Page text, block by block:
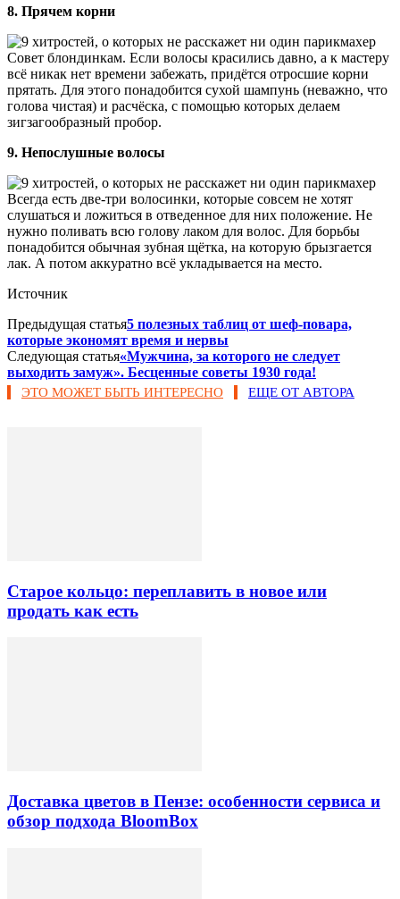
8. Прячем корни
Совет блондинкам. Если волосы красились давно, а к мастеру
всё никак нет времени забежать, придётся отросшие корни
прятать. Для этого понадобится сухой шампунь (неважно, что
голова чистая) и расчёска, с помощью которых делаем
зигзагообразный пробор.
9. Непослушные волосы
Всегда есть две-три волосинки, которые совсем не хотят
слушаться и ложиться в отведенное для них положение. Не
нужно поливать всю голову лаком для волос. Для борьбы
понадобится обычная зубная щётка, на которую брызгается
лак. А потом аккуратно всё укладывается на место.
Источник
Предыдущая статья5 полезных таблиц от шеф-повара,
которые экономят время и нервы
Следующая статья«Мужчина, за которого не следует
выходить замуж». Бесценные советы 1930 года!
ЭТО МОЖЕТ БЫТЬ ИНТЕРЕСНО ЕЩЕ ОТ АВТОРА
Старое кольцо: переплавить в новое или
продать как есть
Доставка цветов в Пензе: особенности сервиса и
обзор подхода BloomBox